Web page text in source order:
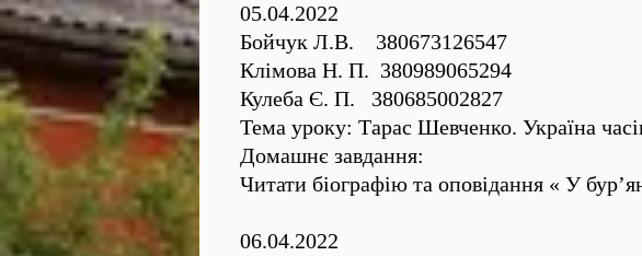
05.04.2022
Бойчук Л.В. 380673126547
Клімова Н. П. 380989065294
Кулеба Є. П. 380685002827
Тема уроку: Тарас Шевченко. Україна
Домашнє завдання:
Читати біографію та оповідання « У
06.04.2022